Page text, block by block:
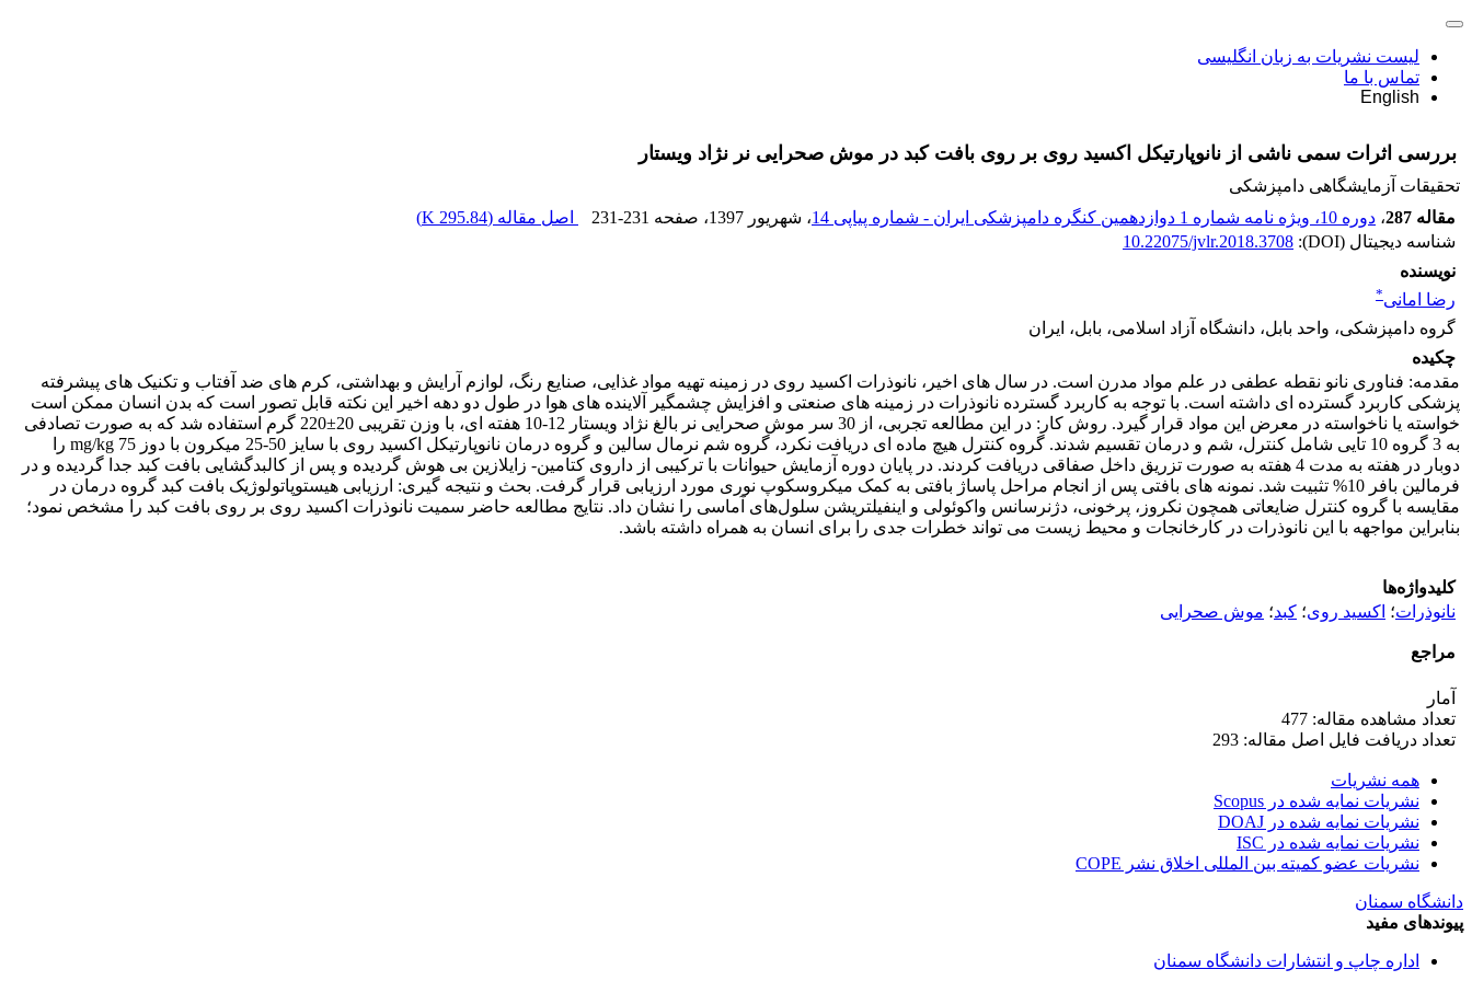
لیست نشریات به زبان انگلیسی
تماس با ما
English
بررسی اثرات سمی ناشی از نانوپارتیکل اکسید روی بر روی بافت کبد در موش صحرایی نر نژاد ویستار
تحقیقات آزمایشگاهی دامپزشکی
مقاله 287
، دوره 10، ویژه نامه شماره 1 دوازدهمین کنگره دامپزشکی ایران - شماره پیاپی 14 ، شهریور 1397 ، صفحه 231-231 اصل مقاله (295.84 K
)
شناسه دیجیتال (DOI):
10.22075/jvlr.2018.3708
نویسنده
رضا امانی*
گروه دامپزشکی، واحد بابل، دانشگاه آزاد اسلامی، بابل، ایران
چکیده
مقدمه: فناوری نانو نقطه عطفی در علم مواد مدرن است. در سال های اخیر، نانوذرات اکسید روی در زمینه تهیه مواد غذایی، صنایع رنگ، لوازم آرایش و بهداشتی، کرم های ضد آفتاب و تکنیک های پیشرفته
پزشکی کاربرد گسترده ای داشته است. با توجه به کاربرد گسترده نانوذرات در زمینه های صنعتی و افزایش چشمگیر آلاینده های هوا در طول دو دهه اخیر این نکته قابل تصور است که بدن انسان ممکن است
خواسته یا ناخواسته در معرض این مواد قرار گیرد. روش کار: در این مطالعه تجربی، از 30 سر موش صحرایی نر بالغ نژاد ویستار 12-10 هفته ای، با وزن تقریبی 20±220 گرم استفاده شد که به صورت تصادفی
به 3 گروه 10 تایی شامل کنترل، شم و درمان تقسیم شدند. گروه کنترل هیچ ماده ای دریافت نکرد، گروه شم نرمال سالین و گروه درمان نانوپارتیکل اکسید روی با سایز 50-25 میکرون با دوز mg/kg 75 را
دوبار در هفته به مدت 4 هفته به صورت تزریق داخل صفاقی دریافت کردند. در پایان دوره آزمایش حیوانات با ترکیبی از داروی کتامین- زایلازین بی هوش گردیده و پس از کالبدگشایی بافت کبد جدا گردیده و در
فرمالین بافر 10% تثبیت شد. نمونه های بافتی پس از انجام مراحل پاساژ بافتی به کمک میکروسکوپ نوری مورد ارزیابی قرار گرفت. بحث و نتیجه گیری: ارزیابی هیستوپاتولوژیک بافت کبد گروه درمان در
مقایسه با گروه کنترل ضایعاتی همچون نکروز، پرخونی، دژنرسانس واکوئولی و اینفیلتریشن سلول‌های آماسی را نشان داد. نتایج مطالعه حاضر سمیت نانوذرات اکسید روی بر روی بافت کبد را مشخص نمود؛
بنابراین مواجهه با این نانوذرات در کارخانجات و محیط زیست می تواند خطرات جدی را برای انسان به همراه داشته باشد.
کلیدواژه‌ها
نانوذرات؛ اکسید روی؛ کبد؛ موش صحرایی
مراجع
آمار
تعداد مشاهده مقاله: 477
تعداد دریافت فایل اصل مقاله: 293
همه نشریات
نشریات نمایه شده در Scopus
نشریات نمایه شده در DOAJ
نشریات نمایه شده در ISC
نشریات عضو کمیته بین المللی اخلاق نشر COPE
دانشگاه سمنان
پیوندهای مفید
اداره چاپ و انتشارات دانشگاه سمنان